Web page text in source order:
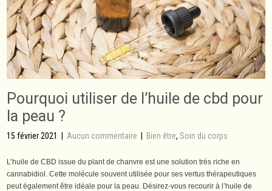
Pourquoi utiliser de l’huile de cbd pour
la peau ?
15 février 2021 Aucun commentaire Bien être,Soin du corps
L’huile de CBD issue du plant de chanvre est une solution très riche en
cannabidiol. Cette molécule souvent utilisée pour ses vertus thérapeutiques
peut également être idéale pour la peau. Désirez-vous recourir à l’huile de